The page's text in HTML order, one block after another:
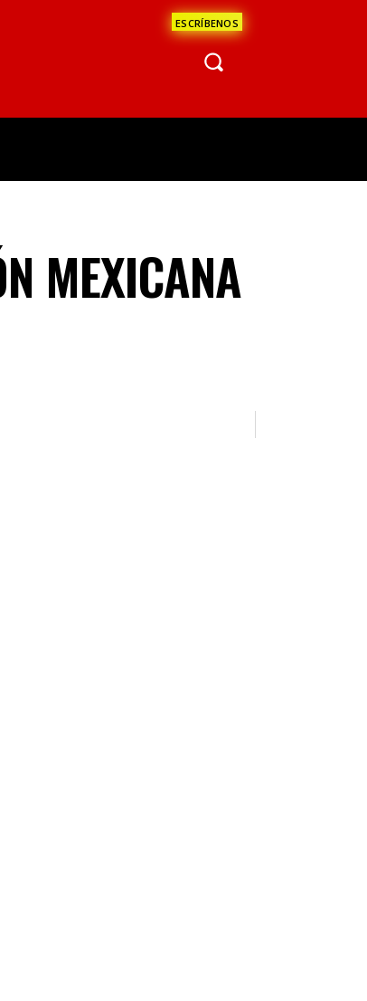
ESCRÍBENOS
DEL RÍO 93.1 FM | GUADALAJARA 1510 AM | LA PAZ
MEXICANA